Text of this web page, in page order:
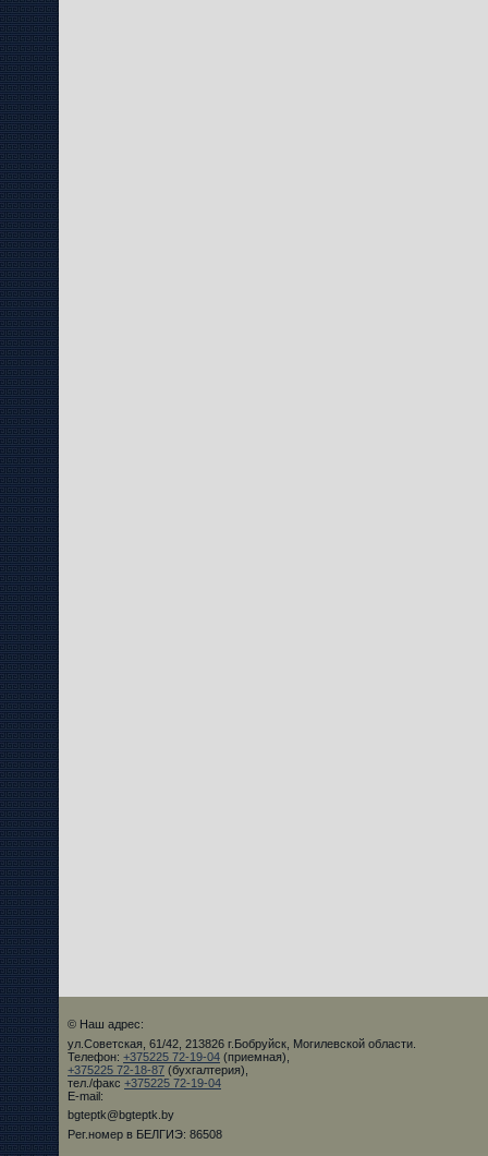
© Наш адрес:
ул.Советская, 61/42, 213826 г.Бобруйск, Могилевской области.
Телефон: +375225 72-19-04 (приемная),
+375225 72-18-87 (бухгалтерия),
тел./факс +375225 72-19-04
E-mail:
bgteptk@bgteptk.by
Рег.номер в БЕЛГИЭ: 86508